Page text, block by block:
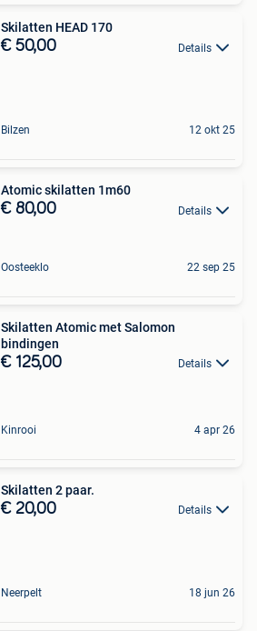
Skilatten HEAD 170
€ 50,00 Details
Bilzen 12 okt 25
Atomic skilatten 1m60
€ 80,00 Details
Oosteeklo 22 sep 25
Skilatten Atomic met Salomon
bindingen
€ 125,00 Details
Kinrooi 4 apr 26
Skilatten 2 paar.
€ 20,00 Details
Neerpelt 18 jun 26